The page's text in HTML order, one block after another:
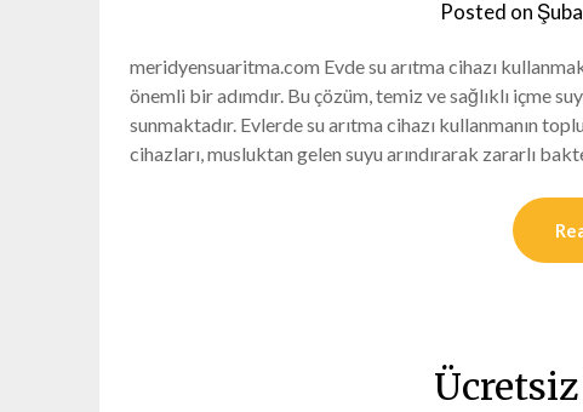
Posted on
meridyensuaritma.com Evde su arıtma cihazı
önemli bir adımdır. Bu çözüm, temiz ve sağlıklı içme
sunmaktadır. Evlerde su arıtma cihazı kullanmanın
cihazları, musluktan gelen suyu arındırarak zararlı